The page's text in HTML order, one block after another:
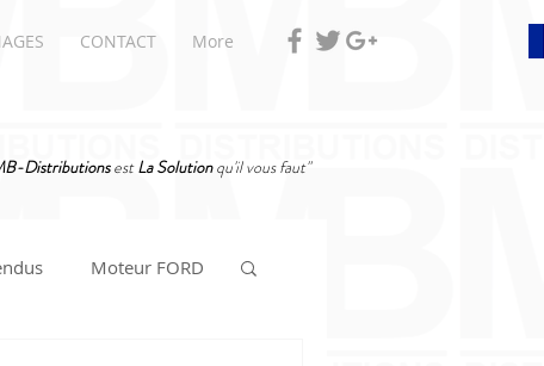
CONTACT More
DistributionsestLa Solutionqu'il vous faut"
Moteur FORD